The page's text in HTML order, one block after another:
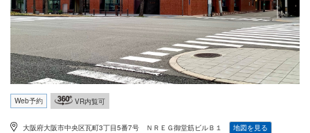
Web予約 VR内覧可
大阪府大阪市中央区瓦町3丁目5番7号 ＮＲＥＧ御堂筋ビルＢ１ 地図を見る